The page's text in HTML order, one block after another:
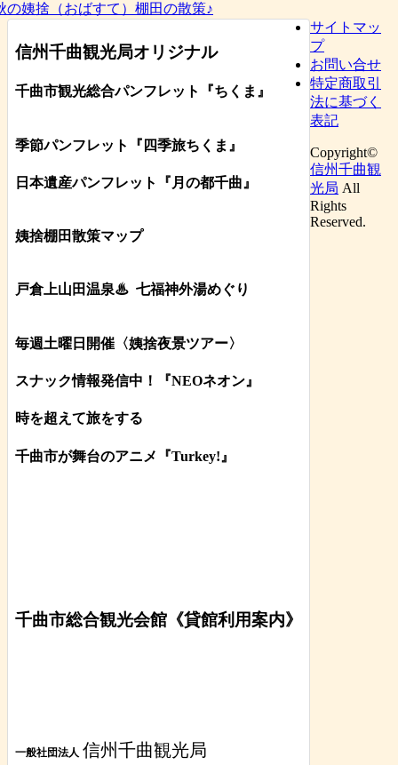
姨捨（おばすて）棚田の散策♪
信州千曲観光局オリジナル
千曲市観光総合パンフレット 『ちくま』
季節パンフレット『四季旅ちくま』
日本遺産パンフレット 『月の都千曲 』
姨捨棚田散策マップ
戸倉上山田温泉♨ 七福神外湯めぐり
毎週土曜日開催〈姨捨夜景ツアー〉
スナック情報発信中！『NEOネオン』
時を超えて旅をする
千曲市が舞台のアニメ『Turkey!』
千曲市総合観光会館《貸館利用案内》
一般社団法人 信州千曲観光局
サイトマッ
プ
お問い合せ
特定商取引
法に基づく
表記
Copyright©
信州千曲観
光局 All
Rights
Reserved.